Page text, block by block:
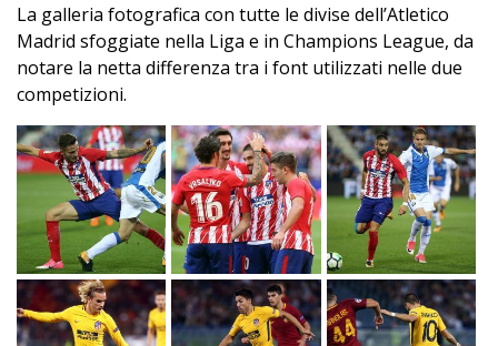
La galleria fotografica con tutte le divise dell’Atletico
Madrid sfoggiate nella Liga e in Champions League, da
notare la netta differenza tra i font utilizzati nelle due
competizioni.